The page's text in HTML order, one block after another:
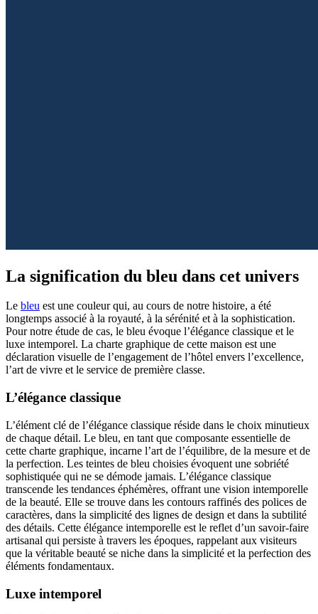
La signification du bleu dans cet univers
Le bleu est une couleur qui, au cours de notre histoire, a été
longtemps associé à la royauté, à la sérénité et à la sophistication.
Pour notre étude de cas, le bleu évoque l’élégance classique et le
luxe intemporel. La charte graphique de cette maison est une
déclaration visuelle de l’engagement de l’hôtel envers l’excellence,
l’art de vivre et le service de première classe.
L’élégance classique
L’élément clé de l’élégance classique réside dans le choix minutieux
de chaque détail. Le bleu, en tant que composante essentielle de
cette charte graphique, incarne l’art de l’équilibre, de la mesure et de
la perfection. Les teintes de bleu choisies évoquent une sobriété
sophistiquée qui ne se démode jamais. L’élégance classique
transcende les tendances éphémères, offrant une vision intemporelle
de la beauté. Elle se trouve dans les contours raffinés des polices de
caractères, dans la simplicité des lignes de design et dans la subtilité
des détails. Cette élégance intemporelle est le reflet d’un savoir-faire
artisanal qui persiste à travers les époques, rappelant aux visiteurs
que la véritable beauté se niche dans la simplicité et la perfection des
éléments fondamentaux.
Luxe intemporel